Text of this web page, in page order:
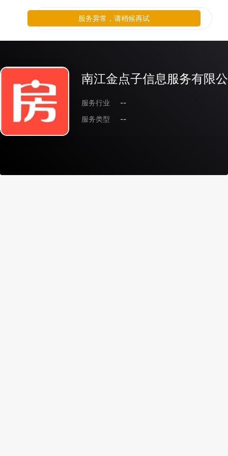
南江金点子信息服务有限
服务行业
--
服务类型
--
服务异常，请稍候再试